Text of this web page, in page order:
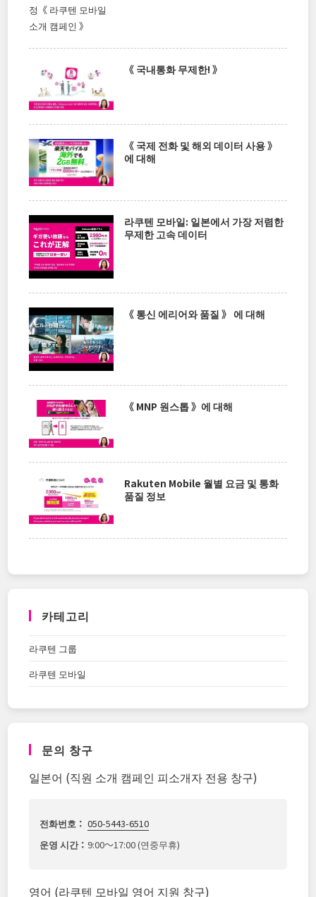
《 국내통화 무제한! 》
《 국제 전화 및 해외 데이터 사용 》
에 대해
라쿠텐 모바일: 일본에서 가장 저렴한
무제한 고속 데이터
《 통신 에리어와 품질 》 에 대해
《 MNP 원스톱 》에 대해
Rakuten Mobile 월별 요금 및 통화
품질 정보
카테고리
라쿠텐 그룹
라쿠텐 모바일
문의 창구
일본어 (직원 소개 캠페인 피소개자 전용 창구)
전화번호： 050-5443-6510
운영 시간：9:00～17:00 (연중무휴)
영어 (라쿠텐 모바일 영어 지원 창구)